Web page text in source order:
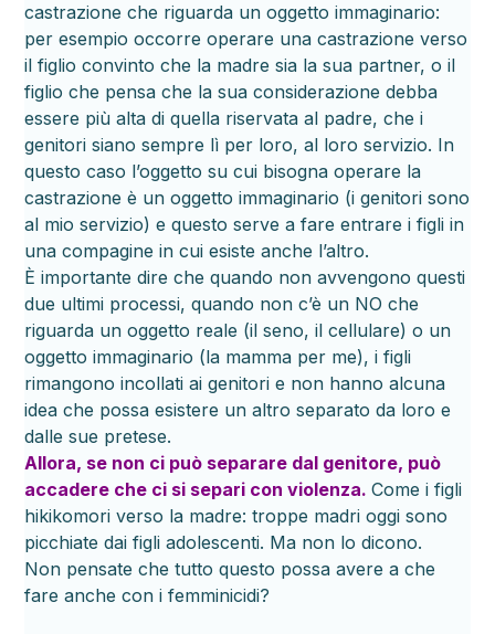
castrazione che riguarda un oggetto immaginario:
per esempio occorre operare una castrazione verso
il figlio convinto che la madre sia la sua partner, o il
figlio che pensa che la sua considerazione debba
essere più alta di quella riservata al padre, che i
genitori siano sempre lì per loro, al loro servizio. In
questo caso l’oggetto su cui bisogna operare la
castrazione è un oggetto immaginario (i genitori sono
al mio servizio) e questo serve a fare entrare i figli in
una compagine in cui esiste anche l’altro.
È importante dire che quando non avvengono questi
due ultimi processi, quando non c’è un NO che
riguarda un oggetto reale (il seno, il cellulare) o un
oggetto immaginario (la mamma per me), i figli
rimangono incollati ai genitori e non hanno alcuna
idea che possa esistere un altro separato da loro e
dalle sue pretese.
Allora, se non ci può separare dal genitore, può
accadere che ci si separi con violenza. Come i figli
hikikomori verso la madre: troppe madri oggi sono
picchiate dai figli adolescenti. Ma non lo dicono.
Non pensate che tutto questo possa avere a che
fare anche con i femminicidi?